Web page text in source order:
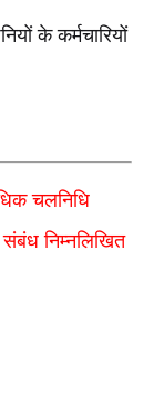
के कर्मचारियों
चलनिधि
निम्नलिखित